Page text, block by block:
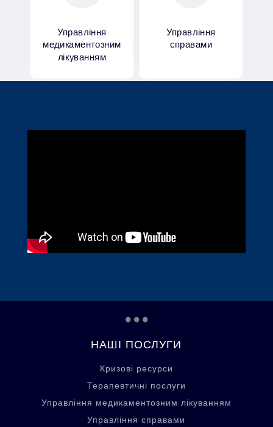
Управління
медикаментозним
лікуванням
Управління
справами
...
НАШІ ПОСЛУГИ
Кризові ресурси
Терапевтичні послуги
Управління медикаментозним лікуванням
Управління справами